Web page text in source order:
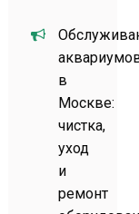
в
Москве:
чистка,
уход
и
ремонт